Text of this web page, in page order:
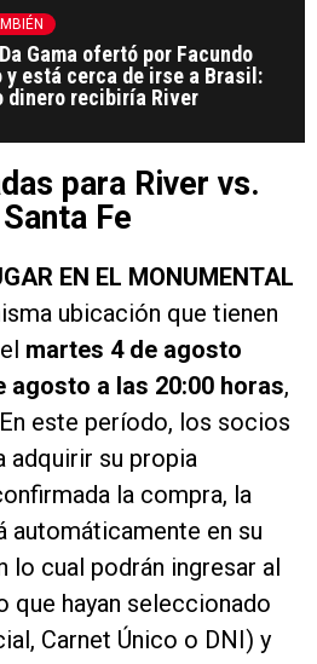
Gama ofertó por Facundo
y está cerca de irse a Brasil:
dinero recibiría River
para River vs.
Fe
EN EL MONUMENTAL
ubicación que tienen
martes 4 de agosto
agosto a las 20:00 horas,
este período, los socios
adquirir su propia
la compra, la
automáticamente en su
lo cual podrán ingresar al
que hayan seleccionado
Carnet Único o DNI) y